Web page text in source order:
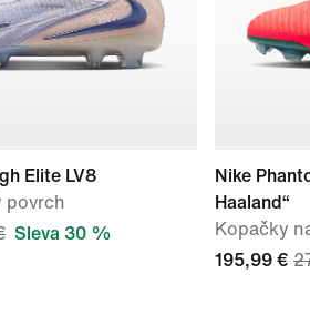
Elite LV8
povrch
Sleva 30 %
Nike
Haaland“
Kopačky
195,99 €